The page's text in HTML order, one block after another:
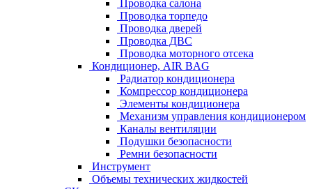
Проводка салона
Проводка торпедо
Проводка дверей
Проводка ДВС
Проводка моторного отсека
Кондиционер, AIR BAG
Радиатор кондиционера
Компрессор кондиционера
Элементы кондиционера
Механизм управления кондиционером
Каналы вентиляции
Подушки безопасности
Ремни безопасности
Инструмент
Объемы технических жидкостей